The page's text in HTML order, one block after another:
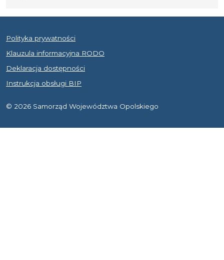
Polityka prywatności
Klauzula informacyjna RODO
Deklaracja dostępności
Instrukcja obsługi BIP
© 2026 Samorząd Województwa Opolskiego